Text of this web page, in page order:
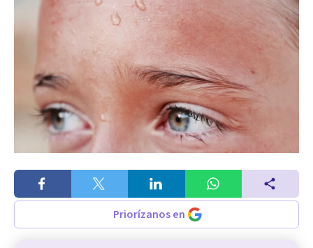
Priorízanos en